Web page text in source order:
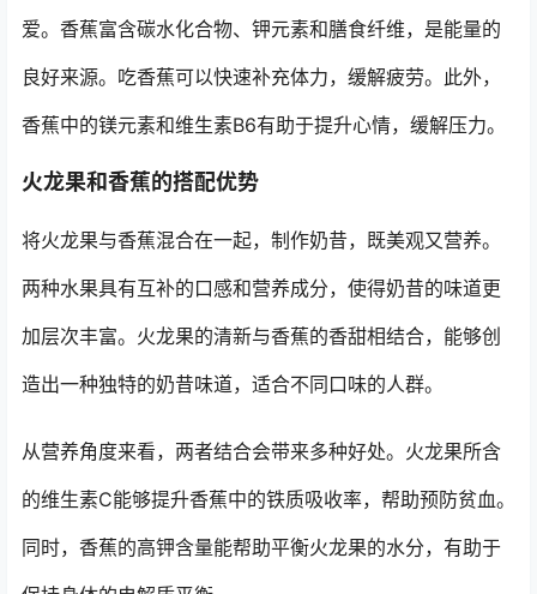
爱。香蕉富含碳水化合物、钾元素和膳食纤维，是能量的
良好来源。吃香蕉可以快速补充体力，缓解疲劳。此外，
香蕉中的镁元素和维生素B6有助于提升心情，缓解压力。
火龙果和香蕉的搭配优势
将火龙果与香蕉混合在一起，制作奶昔，既美观又营养。
两种水果具有互补的口感和营养成分，使得奶昔的味道更
加层次丰富。火龙果的清新与香蕉的香甜相结合，能够创
造出一种独特的奶昔味道，适合不同口味的人群。
从营养角度来看，两者结合会带来多种好处。火龙果所含
的维生素C能够提升香蕉中的铁质吸收率，帮助预防贫血。
同时，香蕉的高钾含量能帮助平衡火龙果的水分，有助于